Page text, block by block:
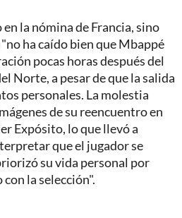
la nómina de Francia, sino
ha caído bien que Mbappé
pocas horas después del
Norte, a pesar de que la salida
personales. La molestia
de su reencuentro en
Expósito, lo que llevó a
que el jugador se
su vida personal por
la selección".